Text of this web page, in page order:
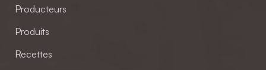
Producteurs
Produits
Recettes